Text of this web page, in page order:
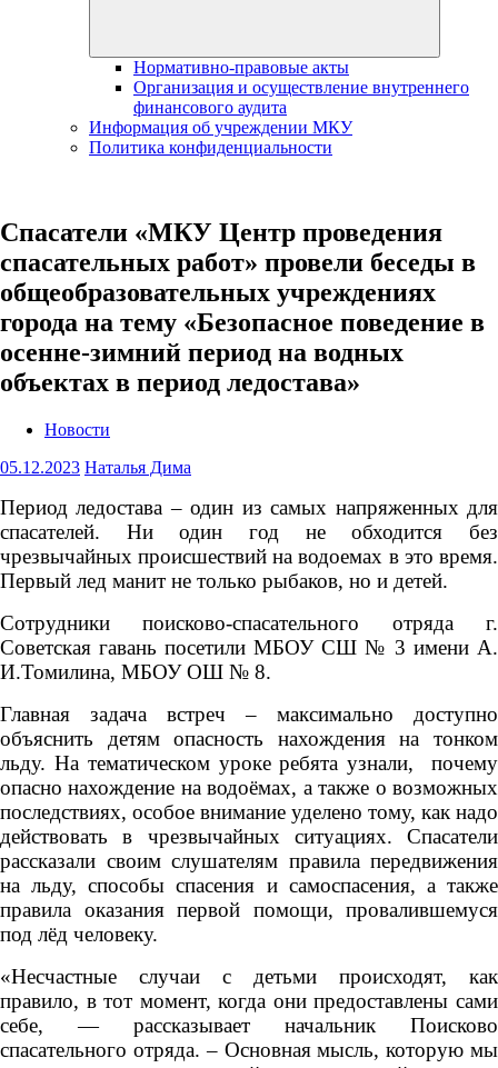
Нормативно-правовые акты
Организация и осуществление внутреннего
финансового аудита
Информация об учреждении МКУ
Политика конфиденциальности
Спасатели «МКУ Центр проведения
спасательных работ» провели беседы в
общеобразовательных учреждениях
города на тему «Безопасное поведение в
осенне-зимний период на водных
объектах в период ледостава»
Новости
05.12.2023 Наталья Дима
Период ледостава – один из самых напряженных для
спасателей. Ни один год не обходится без
чрезвычайных происшествий на водоемах в это время.
Первый лед манит не только рыбаков, но и детей.
Сотрудники поисково-спасательного отряда г.
Советская гавань посетили МБОУ СШ № 3 имени А.
И.Томилина, МБОУ ОШ № 8.
Главная задача встреч – максимально доступно
объяснить детям опасность нахождения на тонком
льду. На тематическом уроке ребята узнали, почему
опасно нахождение на водоёмах, а также о возможных
последствиях, особое внимание уделено тому, как надо
действовать в чрезвычайных ситуациях. Спасатели
рассказали своим слушателям правила передвижения
на льду, способы спасения и самоспасения, а также
правила оказания первой помощи, провалившемуся
под лёд человеку.
«Несчастные случаи с детьми происходят, как
правило, в тот момент, когда они предоставлены сами
себе, — рассказывает начальник Поисково
спасательного отряда. – Основная мысль, которую мы